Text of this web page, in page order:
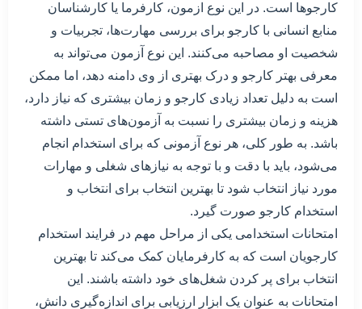
کارجوها است. در این نوع ازمون، کارفرما یا کارشناسان
منابع انسانی با کارجو برای بررسی مهارت‌ها، تجربیات و
شخصیت او مصاحبه می‌کنند. این نوع آزمون می‌تواند به
معرفی بهتر کارجو و درک بهتری از وی دامنه دهد، اما ممکن
است به دلیل تعداد زیادی کارجو و زمان بیشتری که نیاز دارد،
هزینه و زمان بیشتری را نسبت به آزمون‌های تستی داشته
باشد. به طور کلی، هر نوع آزمونی که برای استخدام انجام
می‌شود، باید با دقت و با توجه به نیازهای شغلی و مهارات
مورد نیاز انتخاب شود تا بهترین انتخاب برای انتخاب و
استخدام کارجو صورت گیرد.
امتحانات استخدامی یکی از مراحل مهم در فرایند استخدام
کارجویان است که به کارفرمایان کمک می‌کند تا بهترین
انتخاب برای پر کردن شغل‌های خود داشته باشند. این
امتحانات به عنوان یک ابزار ارزیابی برای اندازه‌گیری دانش،